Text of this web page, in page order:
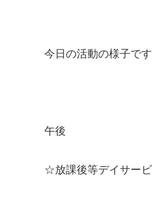
今日の活動の様子で
午後
☆放課後等デイサー